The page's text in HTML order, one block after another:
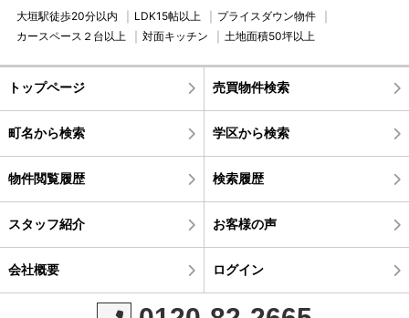
大垣駅徒歩20分以内 LDK15帖以上
プライスダウン物件
カースペース２台以上
対面キッチン 土地面積50坪以上
トップページ 売買物件検索
町名から検索 学区から検索
物件閲覧履歴 検索履歴
スタッフ紹介 お客様の声
会社概要 ログイン